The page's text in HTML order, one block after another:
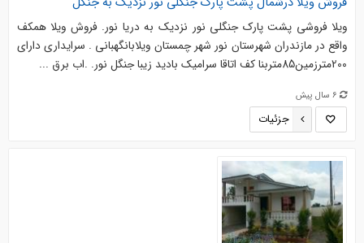
ویلا فروشی پشت پارک جنگلی نور نزدیک به دریا نور. فروش ويلا همکف
واقع در مازندران شهرستان نور شهر چمستان ویلابانگهبانی . سرایداری دارای
200مترزمین85متربنا کف اتاقا سرامیک بادید زیبا جنگل نور. .اب برق ...
6 سال پیش
جزئیات